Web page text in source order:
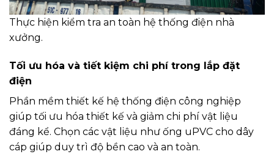
Thực hiện kiểm tra an toàn hệ thống điện nhà
xưởng.
Tối ưu hóa và tiết kiệm chi phí trong lắp đặt
điện
Phần mềm thiết kế hệ thống điện công nghiệp
giúp tối ưu hóa thiết kế và giảm chi phí vật liệu
đáng kể. Chọn các vật liệu như ống uPVC cho dây
cáp giúp duy trì độ bền cao và an toàn.